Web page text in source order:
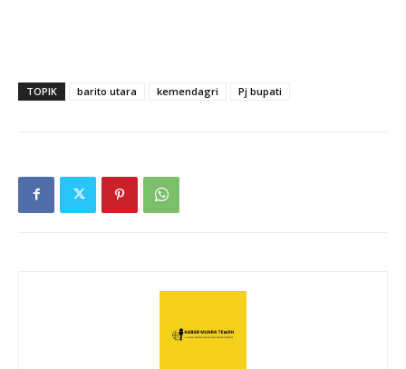
TOPIK barito utara kemendagri Pj bupati